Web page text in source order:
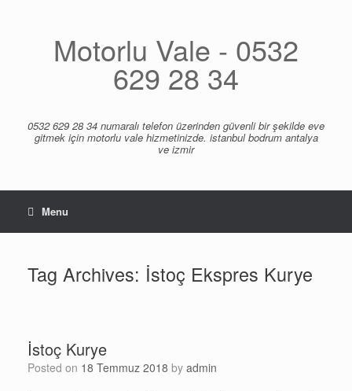
Motorlu Vale - 0532
629 28 34
0532 629 28 34 numaralı telefon üzerinden güvenli bir şekilde eve
gitmek için motorlu vale hizmetinizde. istanbul bodrum antalya
ve izmir
Menu
Tag Archives: İstoç Ekspres Kurye
İstoç Kurye
Posted on 18 Temmuz 2018 by admin